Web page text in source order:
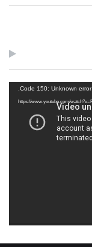
Code 150: Unknown error.